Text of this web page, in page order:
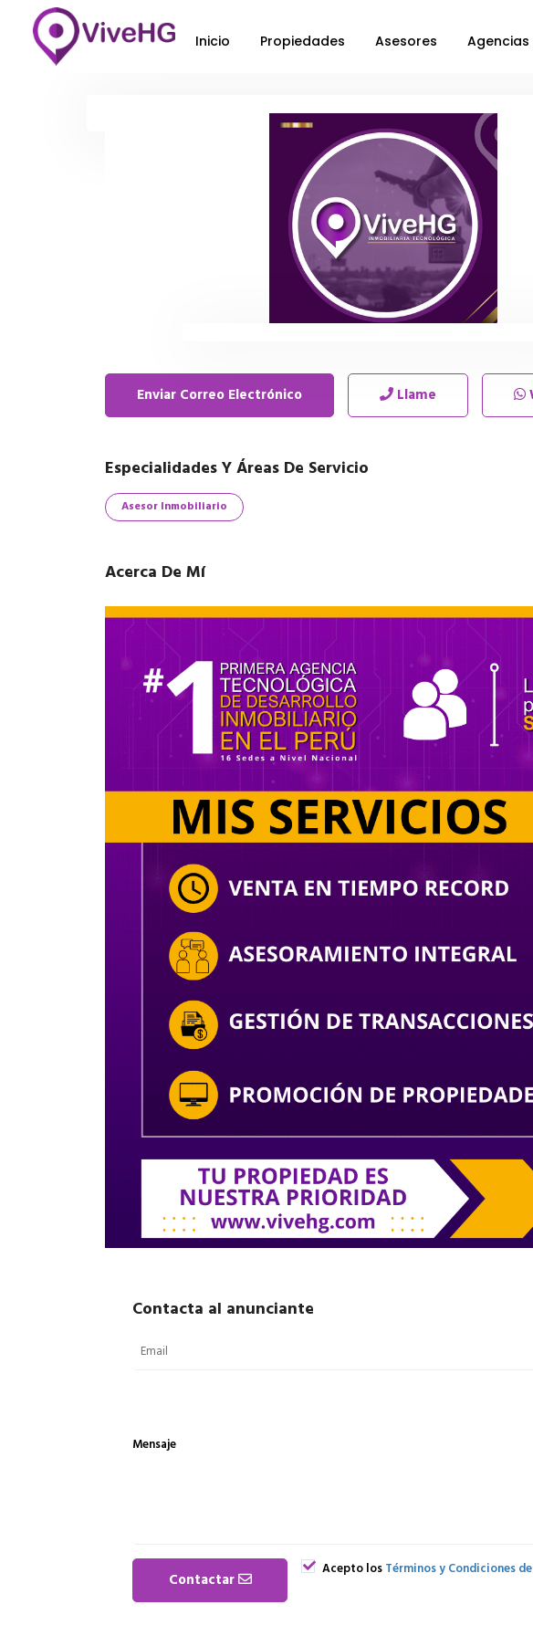
Inicio Propiedades Asesores Agencias
Enviar Correo Electrónico Llame
Especialidades Y Áreas De Servicio
Asesor Inmobiliario
Acerca De Mí
Contacta al anunciante
Mensaje
Acepto losTérminos y Condiciones
Contactar